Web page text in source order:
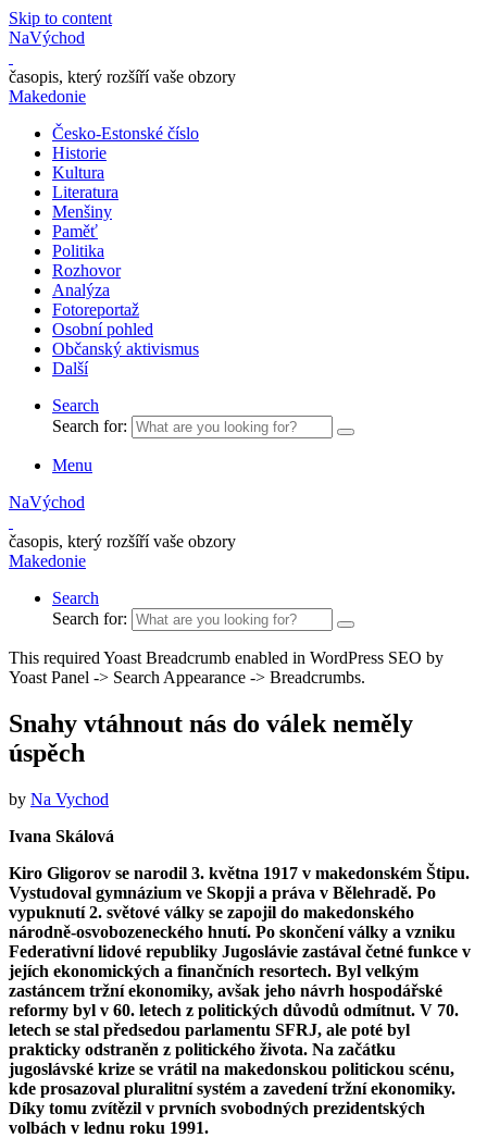
Skip to content
NaVýchod
časopis, který rozšíří vaše obzory
Makedonie
Česko-Estonské číslo
Historie
Kultura
Literatura
Menšiny
Paměť
Politika
Rozhovor
Analýza
Fotoreportaž
Osobní pohled
Občanský aktivismus
Další
Search
Search for:
Menu
NaVýchod
časopis, který rozšíří vaše obzory
Makedonie
Search
Search for:
This required Yoast Breadcrumb enabled in WordPress SEO by
Yoast Panel -> Search Appearance -> Breadcrumbs.
Snahy vtáhnout nás do válek neměly
úspěch
by Na Vychod
Ivana Skálová
Kiro Gligorov se narodil 3. května 1917 v makedon­ském Štipu.
Vy­studoval gymnázium ve Skopji a práva v Bělehradě. Po
vypuknutí 2. světové války se za­pojil do makedon­ského
národně-osvobozeneckého hnutí. Po skončení války a vzniku
Federativní lidové republiky Jugoslávie zastával četné funkce v
jejích ekonomických a finančních resortech. Byl velkým
zastáncem tržní ekonomiky, avšak jeho návrh hospodářské
reformy byl v 60. letech z politických důvodů odmítnut. V 70.
letech se stal předsedou parlamentu SFRJ, ale poté byl
prakticky od­stra­něn z politického života. Na začátku
jugoslávské krize se vrátil na makedonskou politickou scénu,
kde prosazoval pluralitní systém a zavedení tržní ekonomiky.
Díky tomu zvítězil v prvních svobodných prezidentských
volbách v lednu roku 1991.